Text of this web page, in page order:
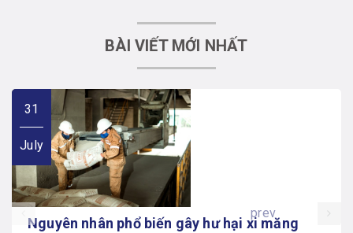
BÀI VIẾT MỚI NHẤT
31
July
Nguyên nhân phổ biến gây hư hại xi măng
prev